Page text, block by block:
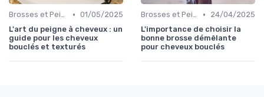
Brosses et Peignes Spéciaux • 01/05/2025
L'art du peigne à cheveux : un
guide pour les cheveux
bouclés et texturés
Brosses et Peignes Spéciaux •
24/04/2025
L'importance de choisir la
bonne brosse démêlante
pour cheveux bouclés